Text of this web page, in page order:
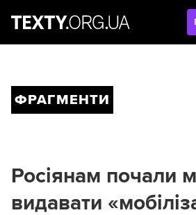
ФРАГМЕНТИ
Росіянам почали
видавати